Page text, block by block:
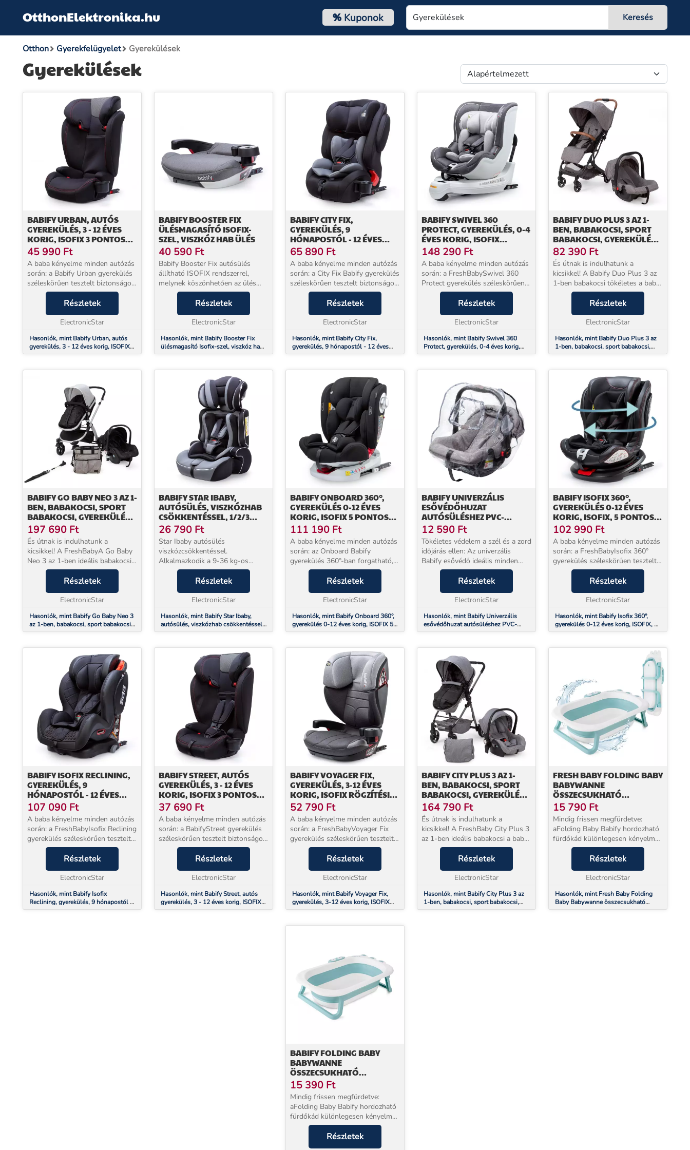
OtthonElektronika.hu %Kuponok
Otthon Gyerekfelügyelet Gyerekülések
Gyerekülések
BABIFY URBAN, AUTÓS
GYEREKÜLÉS, 3 - 12 ÉVES
KORIG, ISOFIX 3 PONTOS
ÖVRENDSZER, R44/04
45 990 Ft
A baba kényelme minden autózás
során: a Babify Urban gyerekülés
széleskörűen tesztelt biztonságot
és maximális kényelmet nyújt
gyermekének az autóban. Ideális 3
és 12 év közötti gyermekek
számára. ...
Részletek
ElectronicStar
Hasonlók, mint Babify Urban, autós
gyerekülés, 3 - 12 éves korig, ISOFIX 3
pontos övrendszer, R44/04
BABIFY BOOSTER FIX
ÜLÉSMAGASÍTÓ ISOFIX-
SZEL, VISZKÓZ HAB ÜLÉS
40 590 Ft
Babify Booster Fix autósülés
állítható ISOFIX rendszerrel,
melynek köszönhetően az ülés
tökéletesen illeszkedik a
járműüléshez. A széles és mélyen
párnázott ülés lehetővé teszi a
gyermekek kényelme...
Részletek
ElectronicStar
Hasonlók, mint Babify Booster Fix
ülésmagasító Isofix-szel, viszkóz hab
ülés
BABIFY CITY FIX,
GYEREKÜLÉS, 9
HÓNAPOSTÓL - 12 ÉVES
KORIG, ISOFIX 5 PONTOS
BIZTONSÁGI ÖVRENDSZER
R44/04
65 890 Ft
A baba kényelme minden autózás
során: a City Fix Babify gyerekülés
széleskörűen tesztelt biztonságot
és maximális kényelmet nyújt
gyermekének az autóban. Ideális 9
hónapos és 12 éves kor közötti
Részletek
ElectronicStar
Hasonlók, mint Babify City Fix,
gyerekülés, 9 hónapostól - 12 éves
korig, ISOFIX 5 pontos biztonsági
BABIFY SWIVEL 360
PROTECT, GYEREKÜLÉS, 0-4
ÉVES KORIG, ISOFIX
RÖGZÍTÉSI RENDSZER,
R44/04
148 290 Ft
A baba kényelme minden autózás
során: a FreshBabySwivel 360
Protect gyerekülés széleskörűen
tesztelt biztonságot és maximális
kényelmet nyújt gyermekének az
autóban. Ideális csecsemőknek, de
4 éves ko...
Részletek
ElectronicStar
Hasonlók, mint Babify Swivel 360
Protect, gyerekülés, 0-4 éves korig,
ISOFIX rögzítési rendszer, R44/04
BABIFY DUO PLUS 3 AZ 1-
BEN, BABAKOCSI, SPORT
BABAKOCSI, GYEREKÜLÉS
R44 / 0 CSOPORT + 5
PONTOS BIZTONSÁGI ÖV
82 390 Ft
És útnak is indulhatunk a
kicsikkel! A Babify Duo Plus 3 az
1-ben babakocsi tökéletes a baba
számára az első naptól kezdve,
akár babahordozóként,
babakocsiként vagy
gyerekülésként . Praktikus
Részletek
ElectronicStar
Hasonlók, mint Babify Duo Plus 3 az
1-ben, babakocsi, sport babakocsi,
gyerekülés R44 / 0 csoport + 5 pontos
BABIFY GO BABY NEO 3 AZ 1-
BEN, BABAKOCSI, SPORT
BABAKOCSI, GYEREKÜLÉS,
R44/04, 0+ CSOPORT, 5
PONTOS BIZTONSÁGI ÖVEK
197 690 Ft
És útnak is indulhatunk a
kicsikkel! A FreshBabyA Go Baby
Neo 3 az 1-ben ideális babakocsi a
baba számára az első naptól
kezdve, akár babakocsiként, sport
babakocsiként vagy
ülésmagasítóként használju...
Részletek
ElectronicStar
Hasonlók, mint Babify Go Baby Neo 3
az 1-ben, babakocsi, sport babakocsi,
gyerekülés, R44/04, 0+ csoport, 5
BABIFY STAR IBABY,
AUTÓSÜLÉS, VISZKÓZHAB
CSÖKKENTÉSSEL, 1/2/3
CSOPORT (9-36 KG),
FEKETE-SZÜRKE
26 790 Ft
Star Ibaby autósülés
viszkózcsökkentéssel.
Alkalmazkodik a 9-36 kg-os
gyermek növekedéséhez. 5 pontos
biztonsági övekkel és kényelmes
viszkózhabból készült redukcióval
tartja a helyén az 1. csoport...
Részletek
ElectronicStar
Hasonlók, mint Babify Star Ibaby,
autósülés, viszkózhab csökkentéssel,
1/2/3 csoport (9-36 kg), fekete-szürke
BABIFY ONBOARD 360°,
GYEREKÜLÉS 0-12 ÉVES
KORIG, ISOFIX 5 PONTOS
ÖVRENDSZER, R44/04
111 190 Ft
A baba kényelme minden autózás
során: az Onboard Babify
gyerekülés 360°-ban forgatható,
széleskörűen tesztelt biztonságot
és maximális kényelmet nyújt
gyermekének az autóban. Ideális
csecsemőknek, de ...
Részletek
ElectronicStar
Hasonlók, mint Babify Onboard 360°,
gyerekülés 0-12 éves korig, ISOFIX 5
pontos övrendszer, R44/04
BABIFY UNIVERZÁLIS
ESŐVÉDŐHUZAT
AUTÓSÜLÉSHEZ PVC-
MENTES, ABLAKKAL HÁLÓS
BETÉTEK A SZELLŐZÉSHEZ
12 590 Ft
Tökéletes védelem a szél és a zord
időjárás ellen: Az univerzális
Babify esővédő ideális minden
autós gyereküléshez, és megvédi
gyermekét szállítás közben. Így
télen is nyugodtan alhat, ha
például ki...
Részletek
ElectronicStar
Hasonlók, mint Babify Univerzális
esővédőhuzat autósüléshez PVC-
mentes, ablakkal Hálós betétek a
BABIFY ISOFIX 360°,
GYEREKÜLÉS 0-12 ÉVES
KORIG, ISOFIX, 5 PONTOS
BIZTONSÁGI ÖVRENDSZER,
360°-OS ELFORDÍTHATÓ,
R44/04
102 990 Ft
A baba kényelme minden autózás
során: a FreshBabyIsofix 360°
gyerekülés széleskörűen tesztelt
biztonságot és maximális
kényelmet nyújt gyermekének az
autóban. Ideális csecsemőknek, de
12 éves korig gy...
Részletek
ElectronicStar
Hasonlók, mint Babify Isofix 360°,
gyerekülés 0-12 éves korig, ISOFIX, 5
pontos biztonsági övrendszer, 360°-
BABIFY ISOFIX RECLINING,
GYEREKÜLÉS, 9
HÓNAPOSTÓL - 12 ÉVES
KORIG, ISOFIX 5 PONTOS
BIZTONSÁGI ÖVRENDSZER
R44/04
107 090 Ft
A baba kényelme minden autózás
során: a FreshBabyIsofix Reclining
gyerekülés széleskörűen tesztelt
biztonságot és maximális
kényelmet nyújt gyermekének az
autóban. Ideális 9 hónapos és 12
éves kor köz...
Részletek
ElectronicStar
Hasonlók, mint Babify Isofix
Reclining, gyerekülés, 9 hónapostól -
12 éves korig, ISOFIX 5 pontos
BABIFY STREET, AUTÓS
GYEREKÜLÉS, 3 - 12 ÉVES
KORIG, ISOFIX 3 PONTOS
ÖVRENDSZER, R44/04
37 690 Ft
A baba kényelme minden autózás
során: a BabifyStreet gyerekülés
széleskörűen tesztelt biztonságot
és maximális kényelmet nyújt
gyermekének az autóban. Ideális 3
és 12 év közötti gyermekek
számára. Mag...
Részletek
ElectronicStar
Hasonlók, mint Babify Street, autós
gyerekülés, 3 - 12 éves korig, ISOFIX 3
pontos övrendszer, R44/04
BABIFY VOYAGER FIX,
GYEREKÜLÉS, 3-12 ÉVES
KORIG, ISOFIX RÖGZÍTÉSI
RENDSZER, R44/04, II. ÉS
III. OSZTÁLY
52 790 Ft
A baba kényelme minden autózás
során: a FreshBabyVoyager Fix
gyerekülés széleskörűen tesztelt
biztonságot és maximális
kényelmet nyújt gyermekének az
autóban. Ideális 3 és 12 év közötti
gyermekek szám...
Részletek
ElectronicStar
Hasonlók, mint Babify Voyager Fix,
gyerekülés, 3-12 éves korig, ISOFIX
rögzítési rendszer, R44/04, II. és III.
BABIFY CITY PLUS 3 AZ 1-
BEN, BABAKOCSI, SPORT
BABAKOCSI, GYEREKÜLÉS,
R44/04, 0+ CSOPORT,
BIZTONSÁGI ÖVEK
164 790 Ft
És útnak is indulhatunk a
kicsikkel! A FreshBaby City Plus 3
az 1-ben ideális babakocsi a baba
számára az első naptól kezdve,
akár babakocsiként, sport
babakocsiként vagy
gyerekülésként használjuk. Mi...
Részletek
ElectronicStar
Hasonlók, mint Babify City Plus 3 az
1-ben, babakocsi, sport babakocsi,
gyerekülés, R44/04, 0+ csoport,
FRESH BABY FOLDING BABY
BABYWANNE
ÖSSZECSUKHATÓ
FÜRDŐKÁD
15 790 Ft
Mindig frissen megfürdetve:
aFolding Baby Babify hordozható
fürdőkád különlegesen kényelmes
fürdési élményt kínál az Ön
kicsikéjének. A fürdőkád tágas
terének köszönhetően a baba
kényelmesen mozogha...
Részletek
ElectronicStar
Hasonlók, mint Fresh Baby Folding
Baby Babywanne összecsukható
fürdőkád
BABIFY FOLDING BABY
BABYWANNE
ÖSSZECSUKHATÓ
FÜRDŐKÁD
15 390 Ft
Mindig frissen megfürdetve:
aFolding Baby Babify hordozható
fürdőkád különlegesen kényelmes
fürdési élményt kínál az Ön
kicsikéjének. A fürdőkád tágas
terének köszönhetően a baba
Részletek